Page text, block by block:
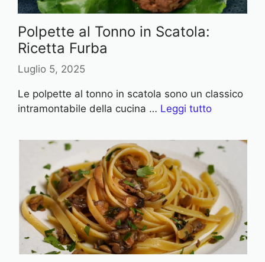
Polpette al Tonno in Scatola:
Ricetta Furba
Luglio 5, 2025
Le polpette al tonno in scatola sono un classico
intramontabile della cucina … Leggi tutto